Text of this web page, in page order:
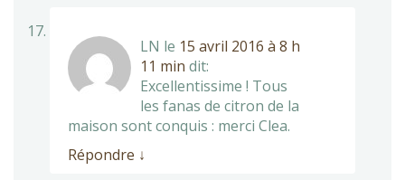
LN le 15 avril 2016 à 8 h
11 min dit:
Excellentissime ! Tous
les fanas de citron de la
maison sont conquis : merci Clea.
Répondre ↓